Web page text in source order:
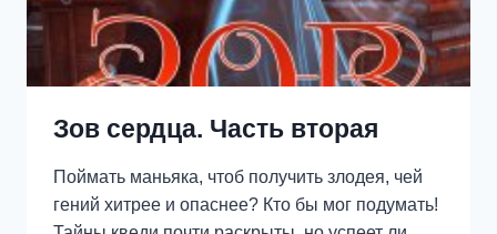
Зов сердца. Часть вторая
Поймать маньяка, чтоб получить злодея, чей
гений хитрее и опаснее? Кто бы мог подумать!